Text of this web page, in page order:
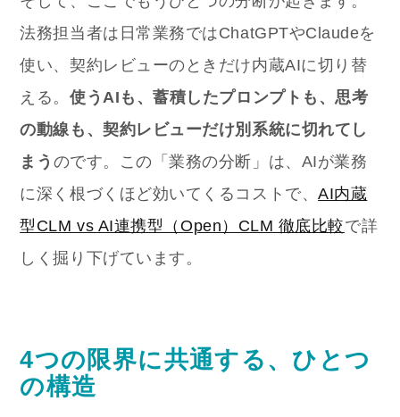
法務担当者は日常業務ではChatGPTやClaudeを
使い、契約レビューのときだけ内蔵AIに切り替
える。使うAIも、蓄積したプロンプトも、思考
の動線も、契約レビューだけ別系統に切れてし
まう のです。この「業務の分断」は、AIが業務
に深く根づくほど効いてくるコストで、AI内蔵
型CLM vs AI連携型（Open）CLM 徹底比較で詳
しく掘り下げています。
4つの限界に共通する、ひとつ
の構造